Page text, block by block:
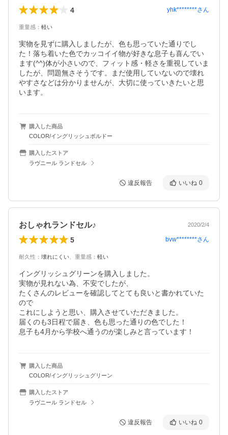
4 yhk********さん
重量感 ： 軽い
実物を見ずに購入しましたが、色も思っていた通りでし
た！落ち着いた色でカッコイイ物が好きな息子も喜んでい
ます(^^)体が小さいので、フィット感・軽さを重視していま
したが、問題無さそうです。まだ使用していないので壊れ
やすさなどは分かりませんが、大切に使っていきたいと思
います。
購入した商品
COLOR/イングリッシュボルドー
購入したストア
ラヴニール ランドセル
違反報告 いいね 0
おしゃれランドセル♪ 2020/2/4
5 bvw********さん
耐久性 ： 壊れにくい 重量感 ： 軽い
イングリッシュグリーンを購入しました。
実物が見れない為、不安でしたが、
たくさんのレビューを確認してとても良いと書かれていた
ので
これにしようと思い、購入させていただきました。
届くのも3日程で届き、色も思った通りの色でした！
息子も4月から学校へ通うのが楽しみと言っています！
購入した商品
COLOR/イングリッシュグリーン
購入したストア
ラヴニール ランドセル
違反報告 いいね 0